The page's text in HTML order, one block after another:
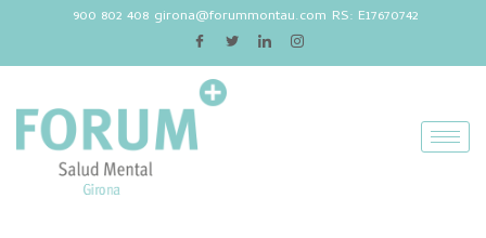
900 802 408 girona@forummontau.com RS: E17670742